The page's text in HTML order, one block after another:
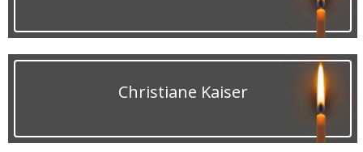
Christiane Kaiser